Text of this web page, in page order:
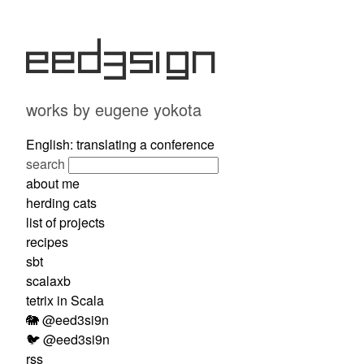
eed3si9n
works by eugene yokota
English: translating a conference
search
about me
herding cats
list of projects
recipes
sbt
scalaxb
tetrix in Scala
🐘 @eed3si9n
🐦 @eed3si9n
rss